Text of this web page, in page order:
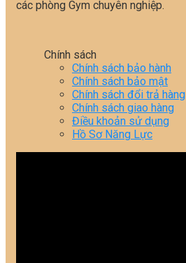
các phòng Gym chuyên nghiệp.
Chính sách
Chính sách bảo hành
Chính sách bảo mật
Chính sách đổi trả hàng
Chính sách giao hàng
Điều khoản sử dụng
Hồ Sơ Năng Lực